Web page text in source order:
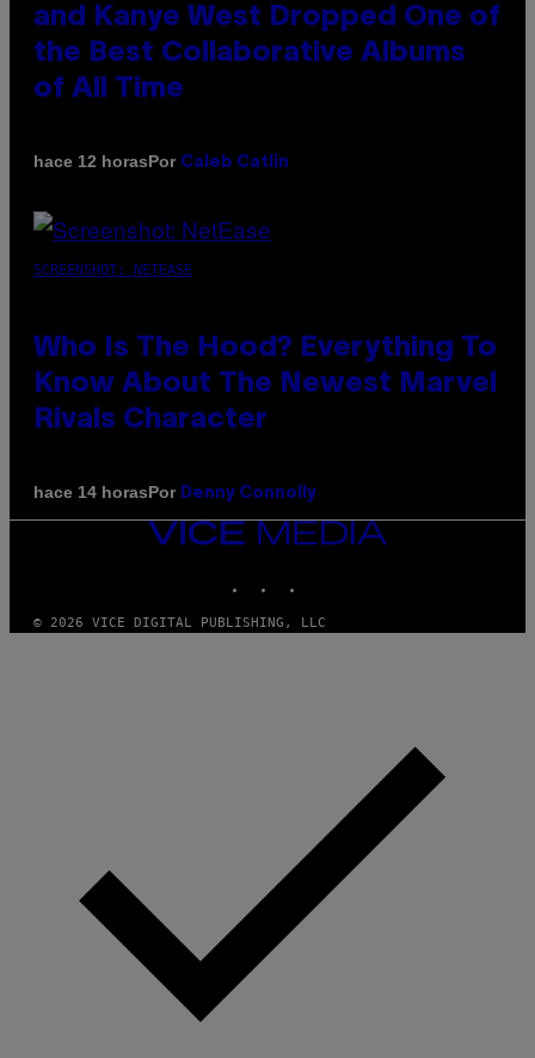
and Kanye West Dropped One of
the Best Collaborative Albums
of All Time
hace 12 horasPor Caleb Catlin
SCREENSHOT: NETEASE
Who Is The Hood? Everything To
Know About The Newest Marvel
Rivals Character
hace 14 horasPor Denny Connolly
VICE
MEDIA
© 2026 VICE DIGITAL PUBLISHING, LLC